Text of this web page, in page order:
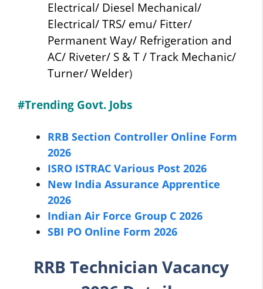
Electrical/ Diesel Mechanical/
Electrical/ TRS/ emu/ Fitter/
Permanent Way/ Refrigeration and
AC/ Riveter/ S & T / Track Mechanic/
Turner/ Welder)
#Trending Govt. Jobs
RRB Section Controller Online Form
2026
ISRO ISTRAC Various Post 2026
New India Assurance Apprentice
2026
Indian Air Force Group C 2026
SBI PO Online Form 2026
RRB Technician Vacancy